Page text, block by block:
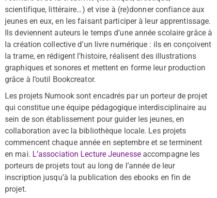
scientifique, littéraire…) et vise à (re)donner confiance aux
jeunes en eux, en les faisant participer à leur apprentissage.
Ils deviennent auteurs le temps d’une année scolaire grâce à
la création collective d’un livre numérique : ils en conçoivent
la trame, en rédigent l’histoire, réalisent des illustrations
graphiques et sonores et mettent en forme leur production
grâce à l’outil Bookcreator.
Les projets Numook sont encadrés par un porteur de projet
qui constitue une équipe pédagogique interdisciplinaire au
sein de son établissement pour guider les jeunes, en
collaboration avec la bibliothèque locale. Les projets
commencent chaque année en septembre et se terminent
en mai. L’association Lecture Jeunesseaccompagne les
porteurs de projets tout au long de l’année de leur
inscription jusqu’à la publication des ebooks en fin de
projet.